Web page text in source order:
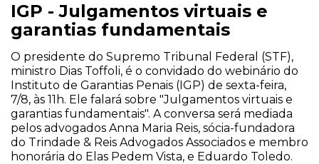
IGP - Julgamentos virtuais e
garantias fundamentais
O presidente do Supremo Tribunal Federal (STF),
ministro Dias Toffoli, é o convidado do webinário do
Instituto de Garantias Penais (IGP) de sexta-feira,
7/8, às 11h. Ele falará sobre "Julgamentos virtuais e
garantias fundamentais". A conversa será mediada
pelos advogados Anna Maria Reis, sócia-fundadora
do Trindade & Reis Advogados Associados e membro
honorária do Elas Pedem Vista, e Eduardo Toledo.